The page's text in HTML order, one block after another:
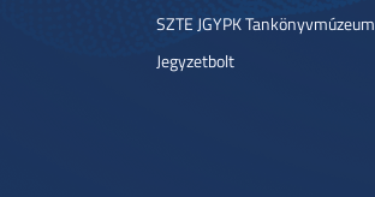
SZTE JGYPK Tankönyvmúzeum
Jegyzetbolt